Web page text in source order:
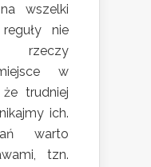
wszelki
nie
rzeczy
w
trudniej
ich.
warto
tzn.